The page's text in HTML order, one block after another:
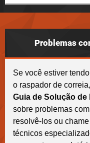
Problemas
Se você estiver
o raspador de
Guia de Solução de
sobre problemas
resolvê-los ou
técnicos